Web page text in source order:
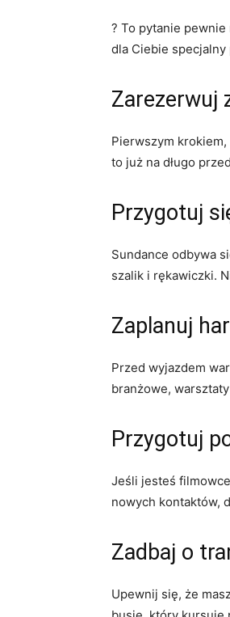
? To pytanie
dla Ciebie
Zarezerwuj
Pierwszym
to już na długo
Przygotuj
Sundance odbywa
szalik i rękawiczki.
Zaplanuj
Przed wyjazdem
branżowe,
Przygotuj
Jeśli jesteś
nowych kontaktów,
Zadbaj o
Upewnij się, że